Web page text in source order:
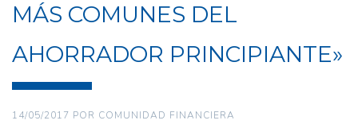
MÁS COMUNES DEL
AHORRADOR PRINCIPIANTE»
14/05/2017 POR COMUNIDAD FINANCIERA